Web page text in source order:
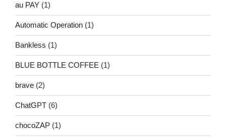
au PAY (1)
Automatic Operation (1)
Bankless (1)
BLUE BOTTLE COFFEE (1)
brave (2)
ChatGPT (6)
chocoZAP (1)